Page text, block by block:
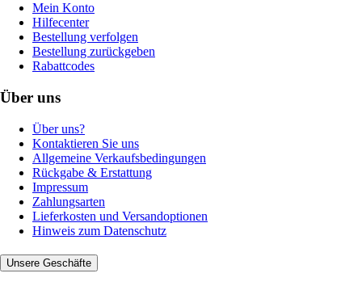
Mein Konto
Hilfecenter
Bestellung verfolgen
Bestellung zurückgeben
Rabattcodes
Über uns
Über uns?
Kontaktieren Sie uns
Allgemeine Verkaufsbedingungen
Rückgabe & Erstattung
Impressum
Zahlungsarten
Lieferkosten und Versandoptionen
Hinweis zum Datenschutz
Unsere Geschäfte